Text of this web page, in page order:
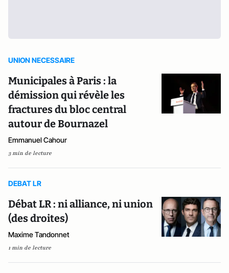
UNION NECESSAIRE
Municipales à Paris : la
démission qui révèle les
fractures du bloc central
autour de Bournazel
Emmanuel Cahour
3 min de lecture
DEBAT LR
Débat LR : ni alliance, ni union
(des droites)
Maxime Tandonnet
1 min de lecture